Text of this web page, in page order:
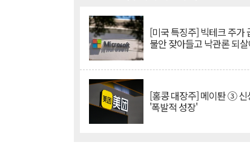
[미국 특징주] 빅테크 주가
불안 잦아들고 낙관론 되
[홍콩 대장주] 메이퇀 ③ 신
'폭발적 성장'